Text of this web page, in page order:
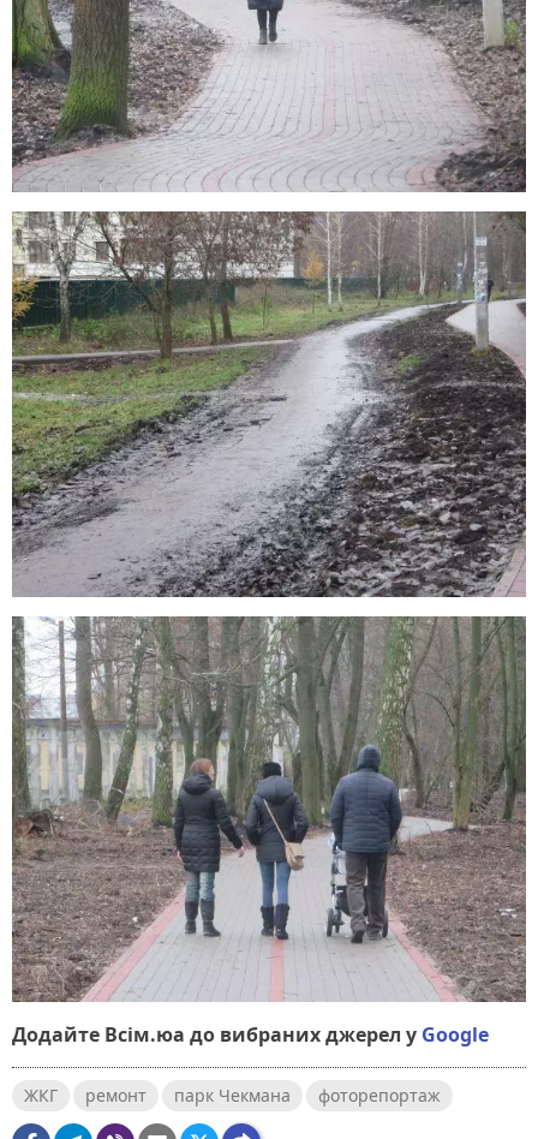
Додайте Всім.юа до вибраних джерел у Google
ЖКГ ремонт парк Чекмана фоторепортаж